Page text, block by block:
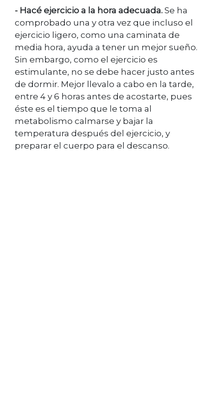
- Hacé ejercicio a la hora adecuada. Se ha
comprobado una y otra vez que incluso el
ejercicio ligero, como una caminata de
media hora, ayuda a tener un mejor sueño.
Sin embargo, como el ejercicio es
estimulante, no se debe hacer justo antes
de dormir. Mejor llevalo a cabo en la tarde,
entre 4 y 6 horas antes de acostarte, pues
éste es el tiempo que le toma al
metabolismo calmarse y bajar la
temperatura después del ejercicio, y
preparar el cuerpo para el descanso.